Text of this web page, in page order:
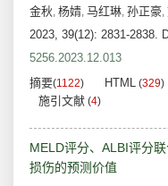
金秋, 杨婧, 马红琳, 孙正豪,
2023, 39(12): 2831-2838.
5256.2023.12.013
摘要(1122) HTML (329)
施引文献 (4)
MELD评分、ALBI评分
损伤的预测价值